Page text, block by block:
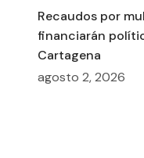
Recaudos por
financiarán
Cartagena
agosto 2, 2026